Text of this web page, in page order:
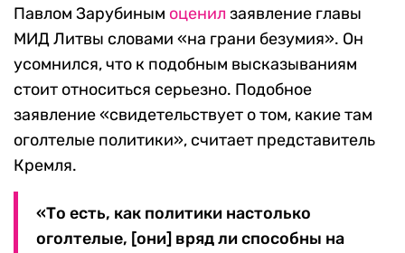
Павлом Зарубиным оценил заявление главы
МИД Литвы словами «на грани безумия». Он
усомнился, что к подобным высказываниям
стоит относиться серьезно. Подобное
заявление «свидетельствует о том, какие там
оголтелые политики», считает представитель
Кремля.
«То есть, как политики настолько
оголтелые, [они] вряд ли способны на